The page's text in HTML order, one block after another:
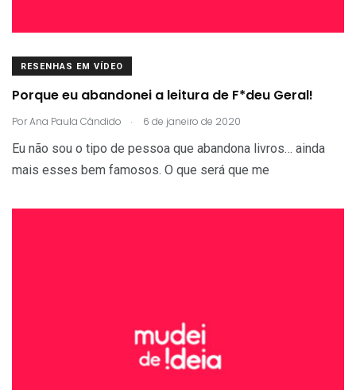
RESENHAS EM VÍDEO
Porque eu abandonei a leitura de F*deu Geral!
PorAna Paula Cândido . 6 de janeiro de 2020
Eu não sou o tipo de pessoa que abandona livros… ainda
mais esses bem famosos. O que será que me